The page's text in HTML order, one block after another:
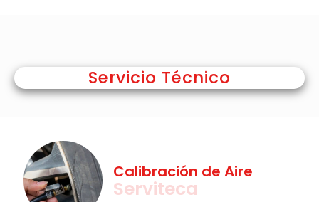
Servicio Técnico
Calibración de Aire
Serviteca